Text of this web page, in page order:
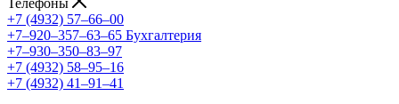
Телефоны
+7 (4932) 57‒66‒00
+7‒920‒357‒63‒65 Бухгалтерия
+7‒930‒350‒83‒97
+7 (4932) 58‒95‒16
+7 (4932) 41‒91‒41